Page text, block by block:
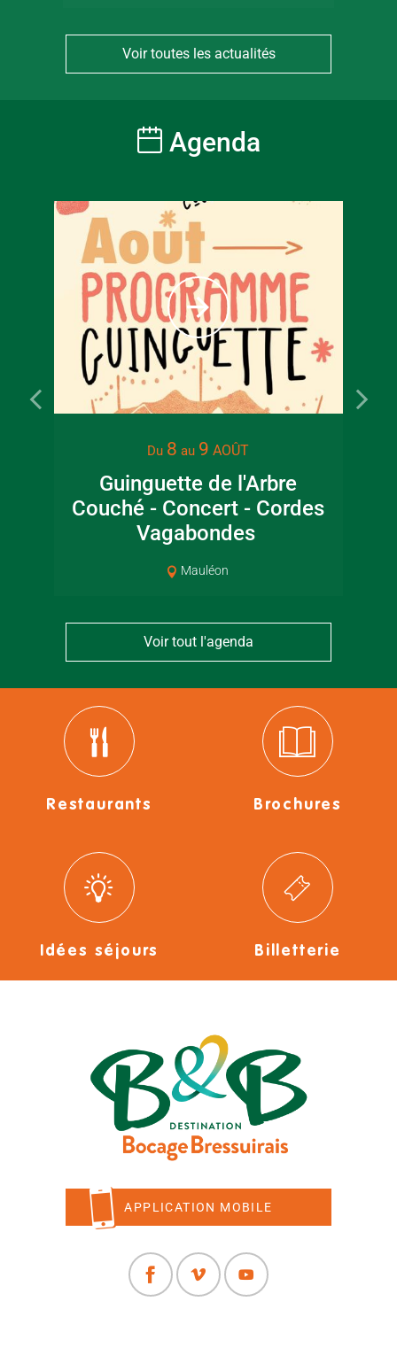
Voir toutes les actualités
Agenda
Du 8 au 9 AOÛT
Guinguette de l'Arbre
Couché - Concert - Cordes
Vagabondes
Mauléon
Voir tout l'agenda
Restaurants Brochures
Idées séjours Billetterie
APPLICATION MOBILE